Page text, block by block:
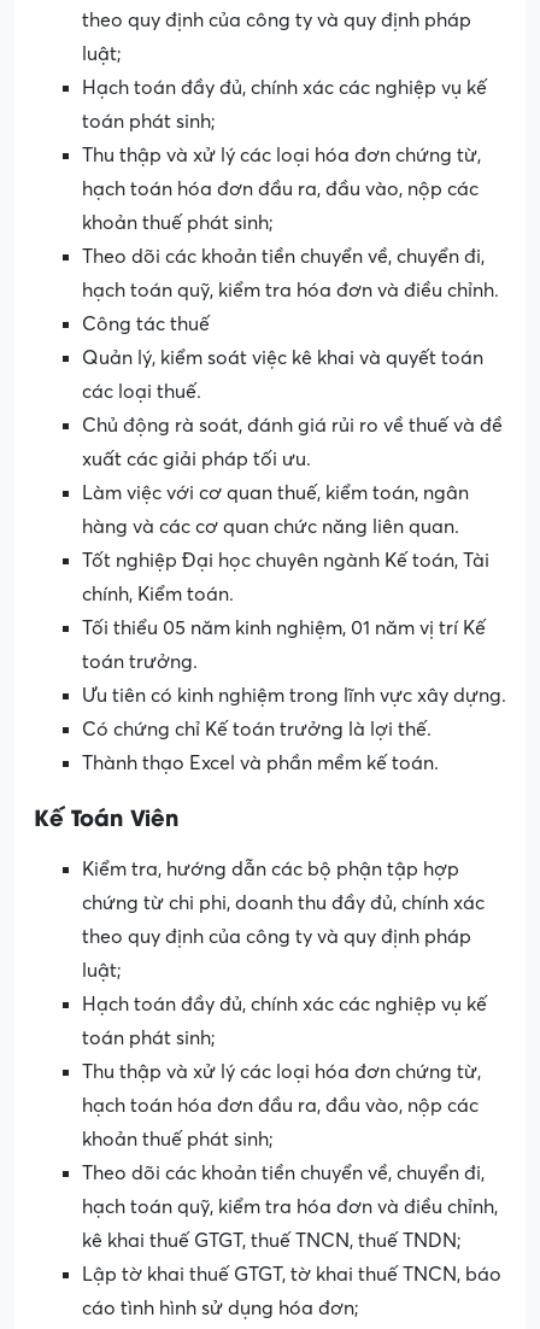
theo quy định của công ty và quy định pháp
luật;
Hạch toán đầy đủ, chính xác các nghiệp vụ kế
toán phát sinh;
Thu thập và xử lý các loại hóa đơn chứng từ,
hạch toán hóa đơn đầu ra, đầu vào, nộp các
khoản thuế phát sinh;
Theo dõi các khoản tiền chuyển về, chuyển đi,
hạch toán quỹ, kiểm tra hóa đơn và điều chỉnh.
Công tác thuế
Quản lý, kiểm soát việc kê khai và quyết toán
các loại thuế.
Chủ động rà soát, đánh giá rủi ro về thuế và đề
xuất các giải pháp tối ưu.
Làm việc với cơ quan thuế, kiểm toán, ngân
hàng và các cơ quan chức năng liên quan.
Tốt nghiệp Đại học chuyên ngành Kế toán, Tài
chính, Kiểm toán.
Tối thiểu 05 năm kinh nghiệm, 01 năm vị trí Kế
toán trưởng.
Ưu tiên có kinh nghiệm trong lĩnh vực xây dựng.
Có chứng chỉ Kế toán trưởng là lợi thế.
Thành thạo Excel và phần mềm kế toán.
Kế Toán Viên
Kiểm tra, hướng dẫn các bộ phận tập hợp
chứng từ chi phi, doanh thu đầy đủ, chính xác
theo quy định của công ty và quy định pháp
luật;
Hạch toán đầy đủ, chính xác các nghiệp vụ kế
toán phát sinh;
Thu thập và xử lý các loại hóa đơn chứng từ,
hạch toán hóa đơn đầu ra, đầu vào, nộp các
khoản thuế phát sinh;
Theo dõi các khoản tiền chuyển về, chuyển đi,
hạch toán quỹ, kiểm tra hóa đơn và điều chỉnh,
kê khai thuế GTGT, thuế TNCN, thuế TNDN;
Lập tờ khai thuế GTGT, tờ khai thuế TNCN, báo
cáo tình hình sử dụng hóa đơn;